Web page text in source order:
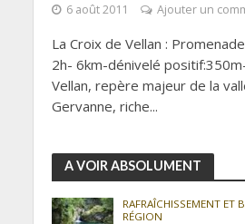
6 août 2011 Ajouter un
La Croix de Vellan :
2h- 6km-dénivelé
Vellan, repère majeur de la
Gervanne, riche...
A VOIR ABSOLUMENT
RAFRAÎCHISSEMENT ET
RÉGION